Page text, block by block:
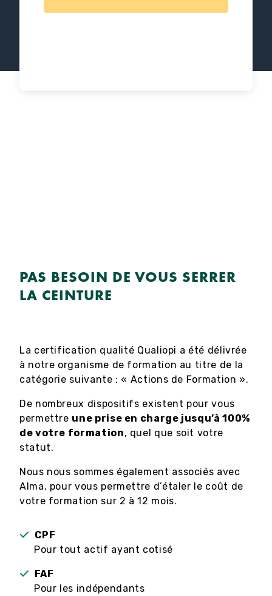
PAS BESOIN DE VOUS SERRER
LA CEINTURE
La certification qualité Qualiopi a été délivrée
à notre organisme de formation au titre de la
catégorie suivante : « Actions de Formation ».
De nombreux dispositifs existent pour vous
permettre une prise en charge jusqu’à 100%
de votre formation, quel que soit votre
statut.
Nous nous sommes également associés avec
Alma, pour vous permettre d’étaler le coût de
votre formation sur 2 à 12 mois.
CPF
Pour tout actif ayant cotisé
FAF
Pour les indépendants